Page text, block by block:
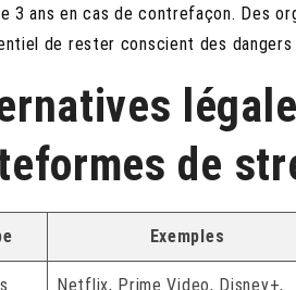
3 ans en cas de contrefaçon. Des
de rester conscient des dangers
de
Exemples
Netflix, Prime Video, Disney+,